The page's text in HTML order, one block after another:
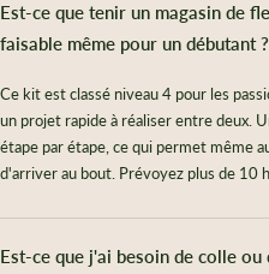
Est-ce que tenir un magasin de
faisable même pour un débutant ?
Ce kit est classé niveau 4 pour les
un projet rapide à réaliser entre deux.
étape par étape, ce qui permet même
d'arriver au bout. Prévoyez plus de 10
Est-ce que j'ai besoin de colle ou